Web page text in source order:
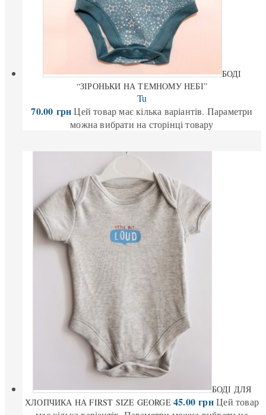
БОДІ
“ЗІРОНЬКИ НА ТЕМНОМУ НЕБІ”
Tu
70.00 грн Цей товар має кілька варіантів. Параметри
можна вибрати на сторінці товару
БОДІ ДЛЯ
ХЛОПЧИКА НА FIRST SIZE GEORGE 45.00грн Цей товар